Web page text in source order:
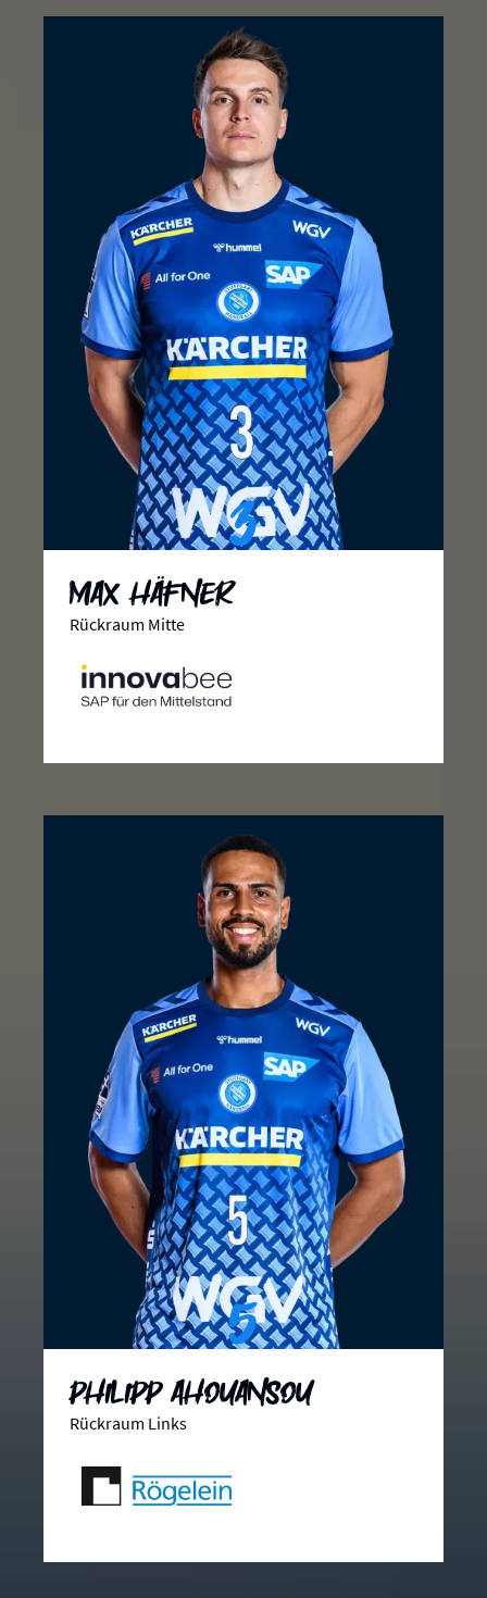
3
Max Häfner
Rückraum Mitte
5
Philipp Ahouansou
Rückraum Links